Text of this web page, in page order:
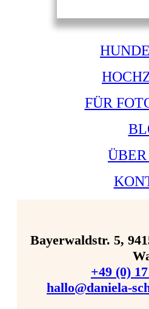
FÜR
Bayerwaldstr. 5,
+49 (0)
hallo@daniela-